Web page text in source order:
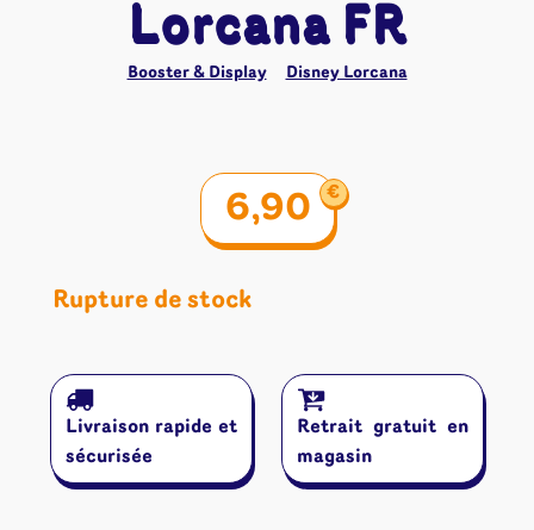
Lorcana FR
Booster & Display Disney Lorcana
6,90 €
Rupture de stock
Livraison rapide et
sécurisée
Retrait gratuit en
magasin